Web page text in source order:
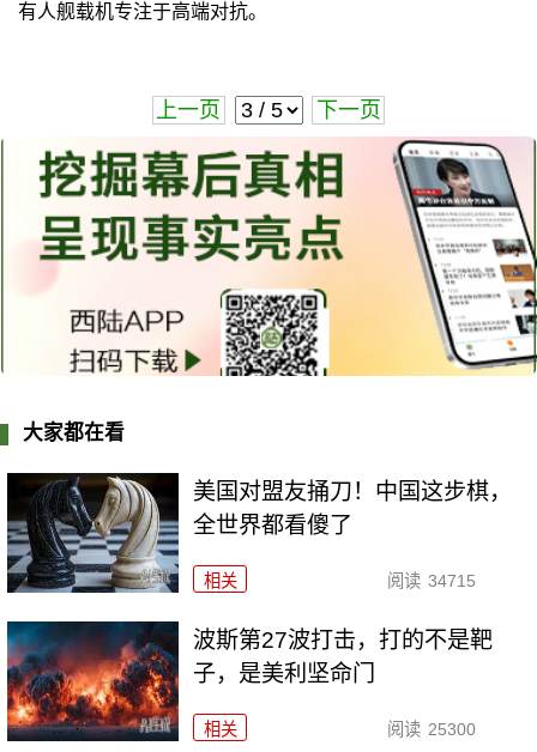
有人舰载机专注于高端对抗。
上一页 下一页
大家都在看
美国对盟友捅刀！中国这步棋，
全世界都看傻了
相关 阅读 34715
波斯第27波打击，打的不是靶
子，是美利坚命门
相关 阅读 25300